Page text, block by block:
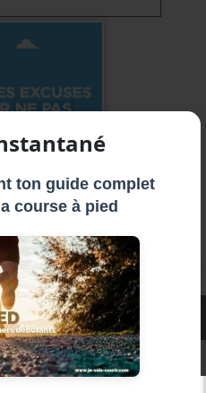
ton guide complet
course à pied
les meilleures
courir et ce qui
les écoutant.
pour aller courir quand on a la flemme